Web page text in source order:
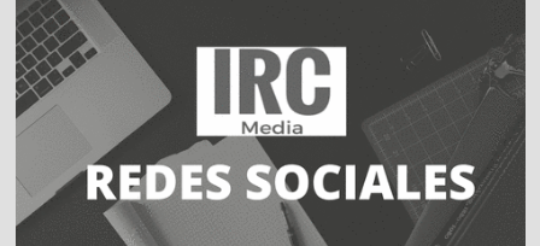
Administración
de
Fincas
Accounting